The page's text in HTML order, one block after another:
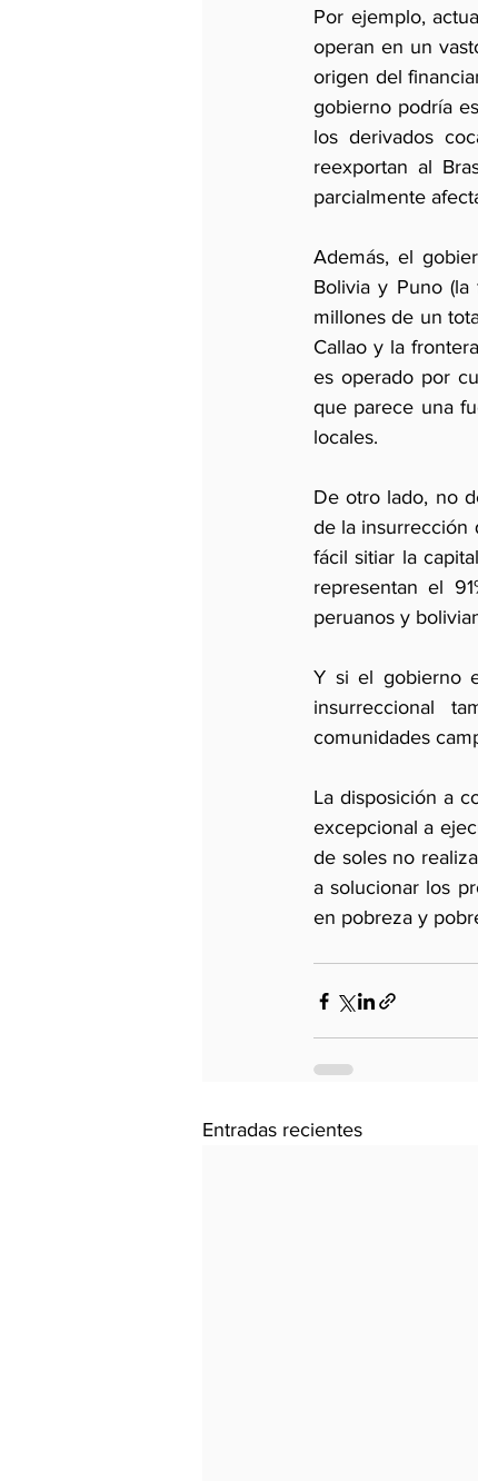
Por ejemplo,
operan en un
origen del
gobierno podría
los derivados
reexportan al
parcialmente
Además, el
Bolivia y Puno
millones de un
Callao y la
es operado por
que parece una
locales.
De otro lado, no
de la insurrección
fácil sitiar la
representan el
peruanos y
Y si el gobierno
insurreccional
comunidades
La disposición a
excepcional a
de soles no
a solucionar los
en pobreza y
Entradas recientes